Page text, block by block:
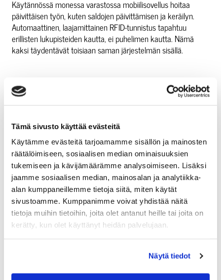
Tämä sivusto käyttää evästeitä
Käytämme evästeitä tarjoamamme sisällön ja mainosten
räätälöimiseen, sosiaalisen median ominaisuuksien
tukemiseen ja kävijämäärämme analysoimiseen. Lisäksi
jaamme sosiaalisen median, mainosalan ja analytiikka-
alan kumppaneillemme tietoja siitä, miten käytät
sivustoamme. Kumppanimme voivat yhdistää näitä
tietoja muihin tietoihin, joita olet antanut heille tai joita on
kerätty, kun olet käyttänyt heidän palvelujaan.
Näytä tiedot
Käytännössä monessa varastossa mobiilisovellus hoitaa
päivittäisen työn, kuten saldojen päivittämisen ja keräilyn.
Automaattinen, laajamittainen RFID-tunnistus tapahtuu
erillisten lukupisteiden kautta, ei puhelimen kautta. Nämä
kaksi täydentävät toisiaan saman järjestelmän sisällä.
MITÄ HYÖTYJÄ JA HAITTOJA
MOBIILISOVELLUKSELLA ON
KÄSIPÄÄTTEESEEN VERRATTUNA?
Mobiilisovelluksen suurin hyöty on edullisuus ja helppous.
Käsipäätteen suurin hyöty on kestävyys ja luotettavuus
vaativissa olosuhteissa. Kumpikin ratkaisu sopii eri tarpeisiin,
eikä toinen ole automaattisesti parempi kuin toinen.
Mobiilisovelluksen hyödyt:
Ei erillistä laitehankintalaskua, jos henkilöstöllä on jo